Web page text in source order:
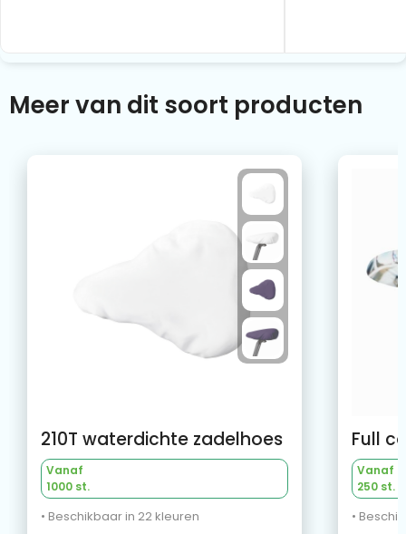
Meer van dit soort producten
210T waterdichte zadelhoes
Vanaf
1000 st.
• Beschikbaar in 22 kleuren
Vanaf
250 st.
•